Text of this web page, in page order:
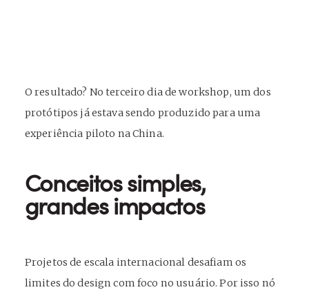
O resultado? No terceiro dia de workshop, um dos
protótipos já estava sendo produzido para uma
experiência piloto na China.
Conceitos simples,
grandes impactos
Projetos de escala internacional desafiam os
limites do design com foco no usuário. Por isso nó